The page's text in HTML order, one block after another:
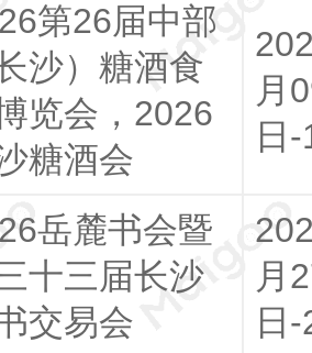
第26届中部
长沙）糖酒食
览会，2026
糖酒会
月
日
岳麓书会暨
十三届长沙
交易会
月
日